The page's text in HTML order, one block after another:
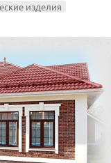
изделия